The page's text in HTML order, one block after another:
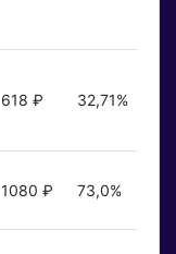
618 ₽ 32,71%
1080 ₽ 73,0%